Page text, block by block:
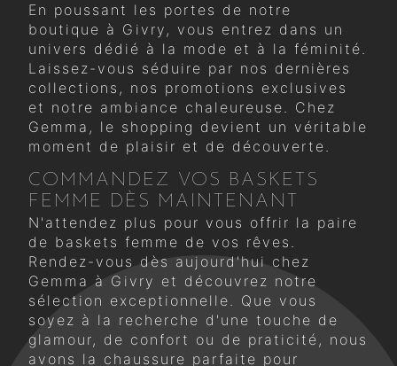
En poussant les portes de notre
boutique à Givry, vous entrez dans un
univers dédié à la mode et à la féminité.
Laissez-vous séduire par nos dernières
collections, nos promotions exclusives
et notre ambiance chaleureuse. Chez
Gemma, le shopping devient un véritable
moment de plaisir et de découverte.
COMMANDEZ VOS BASKETS
FEMME DÈS MAINTENANT
N'attendez plus pour vous offrir la paire
de baskets femme de vos rêves.
Rendez-vous dès aujourd'hui chez
Gemma à Givry et découvrez notre
sélection exceptionnelle. Que vous
soyez à la recherche d'une touche de
glamour, de confort ou de praticité, nous
avons la chaussure parfaite pour